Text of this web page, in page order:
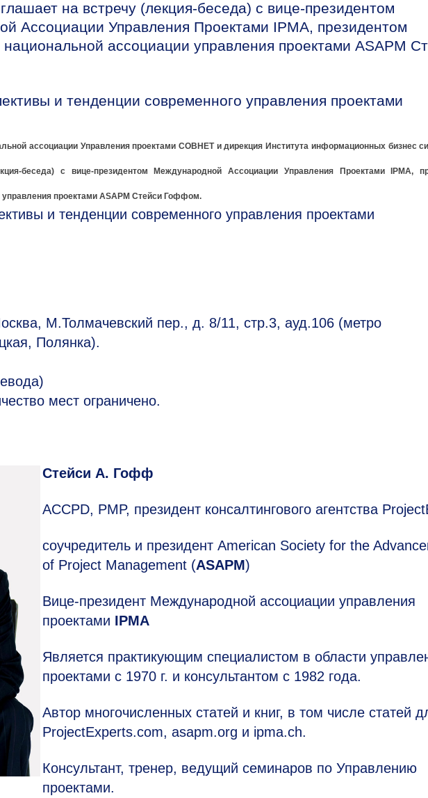
на встречу (лекция-беседа) с вице-президентом
Ассоциации Управления Проектами IPMA, президентом
национальной ассоциации управления проектами ASAPM
и тенденции современного управления проектами
ассоциации Управления проектами СОВНЕТ и дирекция Института информационных бизнес
беседа) с вице-президентом Международной Ассоциации Управления Проектами IPMA,
проектами ASAPM Стейси Гоффом.
и тенденции современного управления проектами
М.Толмачевский пер., д. 8/11, стр.3, ауд.106 (метро
Полянка).
мест ограничено.
Стейси А. Гофф
ACCPD, PMP, президент консалтингового агентства
соучредитель и президент American Society for the
of Project Management (ASAPM)
Вице-президент Международной ассоциации управления
проектами IPMA
Является практикующим специалистом в области
проектами с 1970 г. и консультантом с 1982 года.
Автор многочисленных статей и книг, в том числе статей
ProjectExperts.com, asapm.org и ipma.ch.
Консультант, тренер, ведущий семинаров по Управлению
проектами.